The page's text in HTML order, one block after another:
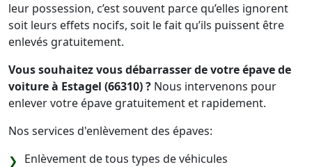
leur possession, c’est souvent parce qu’elles ignorent
soit leurs effets nocifs, soit le fait qu’ils puissent être
enlevés gratuitement.
Vous souhaitez vous débarrasser de votre épave de
voiture à Estagel (66310) ? Nous intervenons pour
enlever votre épave gratuitement et rapidement.
Nos services d'enlèvement des épaves:
Enlèvement de tous types de véhicules